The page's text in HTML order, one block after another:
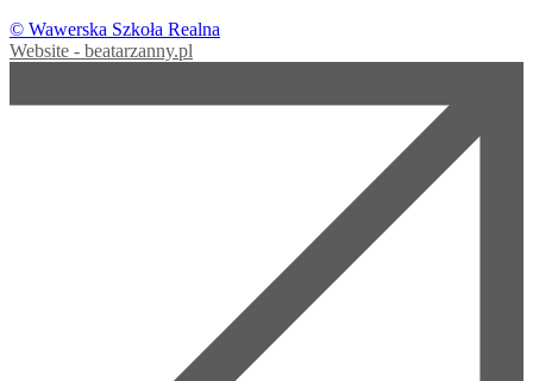
© Wawerska Szkoła Realna
Website - beatarzanny.pl